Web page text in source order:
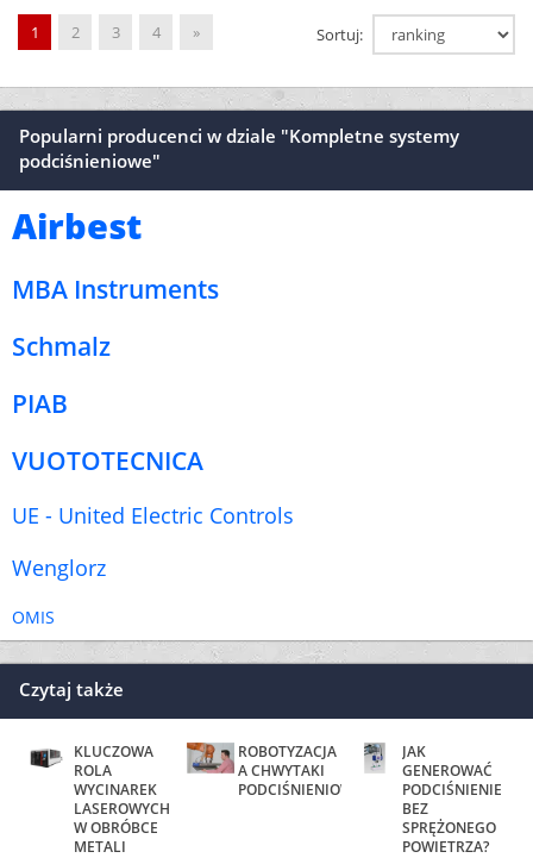
1 2 3 4 » Sortuj:
Popularni producenci w dziale "Kompletne systemy
podciśnieniowe"
Airbest
MBA Instruments
Schmalz
PIAB
VUOTOTECNICA
UE - United Electric Controls
Wenglorz
OMIS
Czytaj także
KLUCZOWA
ROLA
WYCINAREK
LASEROWYCH
W OBRÓBCE
METALI
ROBOTYZACJA
A CHWYTAKI
PODCIŚNIENIOWE
JAK
GENEROWAĆ
PODCIŚNIENIE
BEZ
SPRĘŻONEGO
POWIETRZA?